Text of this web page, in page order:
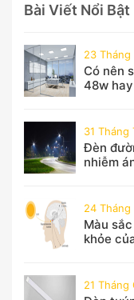
Bài Viết Nổi Bật
23 Tháng
Có nên
48w
31 Tháng
Đèn
nhiễm
24 Tháng
Màu
khỏe
21 Tháng